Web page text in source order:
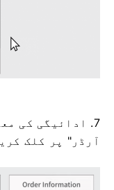
7. ادائیگی کی
آرڈر" پر کلک